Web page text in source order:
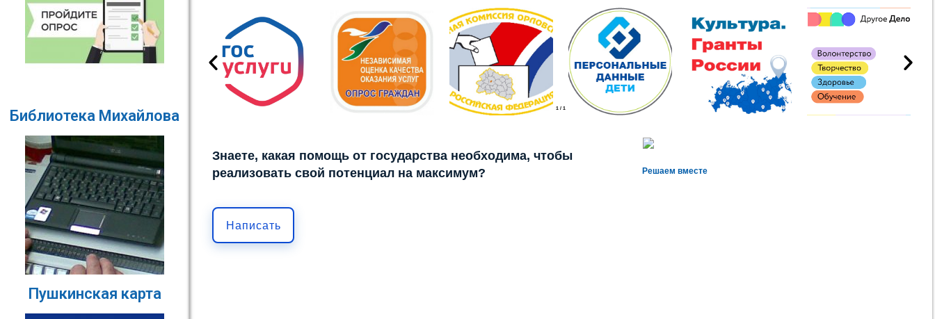
Библиотека Михайлова
Пушкинская карта
1 / 1
Решаем вместе
Знаете, какая помощь от государства необходима, чтобы
реализовать свой потенциал на максимум?
Написать